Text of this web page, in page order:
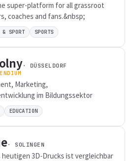
super-platform for all grassroot
coaches and fans.&nbsp;
& SPORT SPORTS
· DÜSSELDORF
Marketing,
im Bildungssektor
EDUCATION
· SOLINGEN
heutigen 3D-Drucks ist vergleichbar